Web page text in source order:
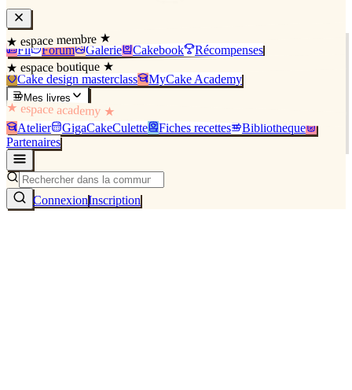
★ espace membre ★
Fil Forum Galerie Cakebook Récompenses
★ espace boutique ★
Cake design masterclass MyCake Academy
Mes livres
★ espace academy ★
Atelier GigaCakeCulette Fiches recettes
Bibliothèque
Partenaires
ConnexionInscription